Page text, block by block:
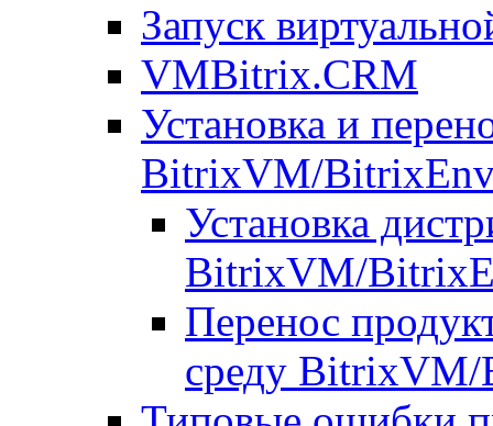
Запуск
VMBitrix.CRM
Установка и
BitrixVM/
Установка
BitrixVM/
Перенос
среду